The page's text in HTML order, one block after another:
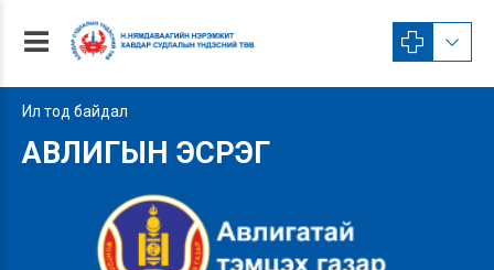
Ил тод байдал
АВЛИГЫН ЭСРЭГ